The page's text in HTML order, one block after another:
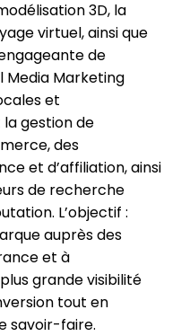
3D, la
virtuel, ainsi que
de
Marketing
et
la gestion de
des
et d’affiliation, ainsi
de recherche
L’objectif :
auprès des
et à
grande visibilité
tout en
savoir-faire.